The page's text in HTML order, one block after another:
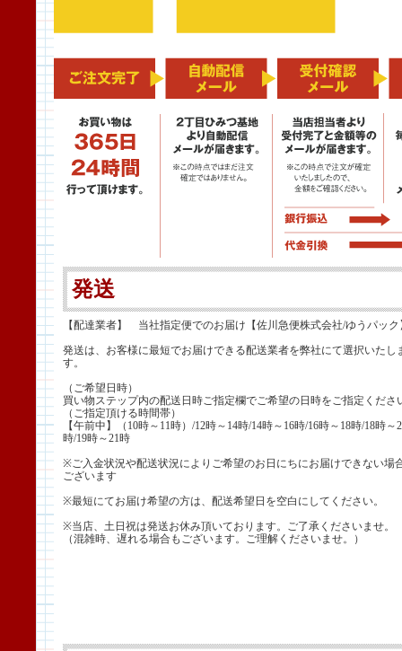
発送
【配達業者】 当社指定便でのお届け【佐川急便株式会社/ゆうパック
発送は、お客様に最短でお届けできる配送業者を弊社にて選択いたし
す。
（ご希望日時）
買い物ステップ内の配送日時ご指定欄でご希望の日時をご指定くださ
（ご指定頂ける時間帯）
【午前中】（10時～11時）/12時～14時/14時～16時/16時～18時/18時～
時/19時～21時
※ご入金状況や配送状況によりご希望のお日にちにお届けできない場
ございます
※最短にてお届け希望の方は、配送希望日を空白にしてください。
※当店、土日祝は発送お休み頂いております。ご了承くださいませ。
（混雑時、遅れる場合もございます。ご理解くださいませ。）